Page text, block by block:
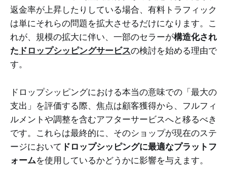
返金率が上昇したりしている場合、有料トラフィック
は単にそれらの問題を拡大させるだけになります。こ
れが、規模の拡大に伴い、一部のセラーが構造化され
た ドロップシッピングサービスの検討を始める理由で
す。
ドロップシッピングにおける本当の意味での「最大の
支出」を評価する際、焦点は顧客獲得から、フルフィ
ルメントや調整を含むアフターサービスへと移るべき
です。これらは最終的に、そのショップが現在のステ
ージにおいて ドロップシッピングに最適なプラットフ
ォームを使用しているかどうかに影響を与えます。